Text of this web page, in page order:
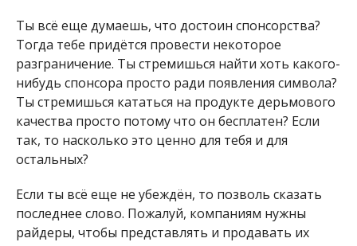
Ты всё еще думаешь, что достоин спонсорства?
Тогда тебе придётся провести некоторое
разграничение. Ты стремишься найти хоть какого-
нибудь спонсора просто ради появления символа?
Ты стремишься кататься на продукте дерьмового
качества просто потому что он бесплатен? Если
так, то насколько это ценно для тебя и для
остальных?
Если ты всё еще не убеждён, то позволь сказать
последнее слово. Пожалуй, компаниям нужны
райдеры, чтобы представлять и продавать их